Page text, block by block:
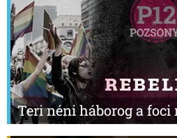
Teri néni háborog a foci